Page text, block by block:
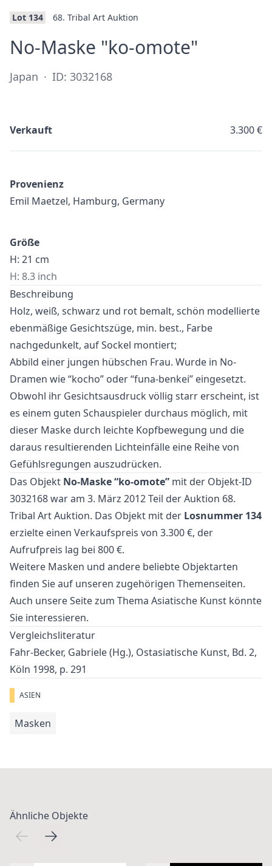
Lot 134 68. Tribal Art Auktion
No-Maske "ko-omote"
Japan · ID: 3032168
Verkauft 3.300 €
Provenienz
Emil Maetzel, Hamburg, Germany
Größe
H: 21 cm
H: 8.3 inch
Beschreibung
Holz, weiß, schwarz und rot bemalt, schön modellierte
ebenmäßige Gesichtszüge, min. best., Farbe
nachgedunkelt, auf Sockel montiert;
Abbild einer jungen hübschen Frau. Wurde in No-
Dramen wie “kocho” oder “funa-benkei” eingesetzt.
Obwohl ihr Gesichtsausdruck völlig starr erscheint, ist
es einem guten Schauspieler durchaus möglich, mit
dieser Maske durch leichte Kopfbewegung und die
daraus resultierenden Lichteinfälle eine Reihe von
Gefühlsregungen auszudrücken.
Das Objekt No-Maske “ko-omote” mit der Objekt-ID
3032168 war am 3. März 2012 Teil der Auktion 68.
Tribal Art Auktion. Das Objekt mit der Losnummer 134
erzielte einen Verkaufspreis von 3.300 €, der
Aufrufpreis lag bei 800 €.
Weitere Masken und andere beliebte Objektarten
finden Sie auf unseren zugehörigen Themenseiten.
Auch unsere Seite zum Thema Asiatische Kunst könnte
Sie interessieren.
Vergleichsliteratur
Fahr-Becker, Gabriele (Hg.), Ostasiatische Kunst, Bd. 2,
Köln 1998, p. 291
ASIEN
Masken
Ähnliche Objekte